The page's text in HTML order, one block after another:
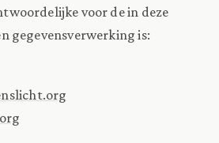
voor de in deze
gegevensverwerking is: